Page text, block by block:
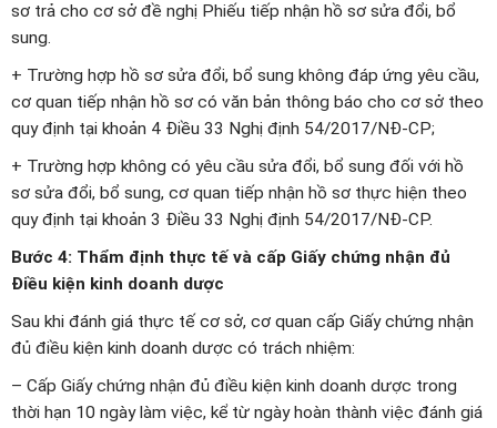
sơ trả cho cơ sở đề nghị Phiếu tiếp nhận hồ sơ sửa đổi, bổ
sung.
+ Trường hợp hồ sơ sửa đổi, bổ sung không đáp ứng yêu cầu,
cơ quan tiếp nhận hồ sơ có văn bản thông báo cho cơ sở theo
quy định tại khoản 4 Điều 33 Nghị định 54/2017/NĐ-CP;
+ Trường hợp không có yêu cầu sửa đổi, bổ sung đối với hồ
sơ sửa đổi, bổ sung, cơ quan tiếp nhận hồ sơ thực hiện theo
quy định tại khoản 3 Điều 33 Nghị định 54/2017/NĐ-CP.
Bước 4: Thẩm định thực tế và cấp Giấy chứng nhận đủ
Điều kiện kinh doanh dược
Sau khi đánh giá thực tế cơ sở, cơ quan cấp Giấy chứng nhận
đủ điều kiện kinh doanh dược có trách nhiệm:
– Cấp Giấy chứng nhận đủ điều kiện kinh doanh dược trong
thời hạn 10 ngày làm việc, kể từ ngày hoàn thành việc đánh giá